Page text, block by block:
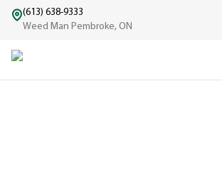
(613) 638-9333
Weed Man Pembroke, ON